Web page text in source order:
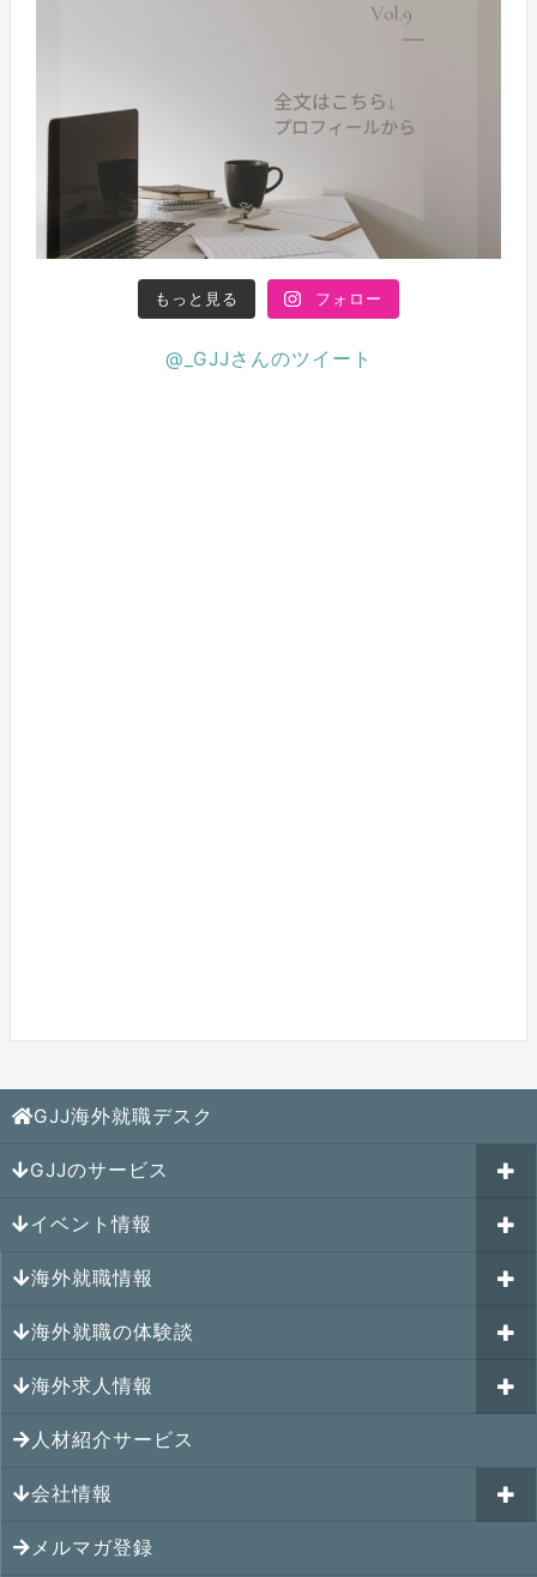
もっと見る フォロー
@_GJJさんのツイート
GJJ海外就職デスク
GJJのサービス
海外就職カウンセリング
はじめての海外就職セミナー
キャリアパスポートAI
GJJキャリア伴走プログラム
GJJキャリアコミュニティ
イベント情報
参加受付中のイベント
過去のイベント一覧
海外就職情報
アメリカの就職情報
カナダの就職情報
メキシコの就職情報
ヨーロッパの就職情報
オセアニアの就職情報
海外就職の体験談
海外就職その後の体験談
シンガポール就職の体験談
マレーシア就職の体験談
タイ就職の体験談
海外求人情報
シンガポールの求人
マレーシアの求人
タイの求人
人材紹介サービス
会社情報
アクセス
メルマガ登録